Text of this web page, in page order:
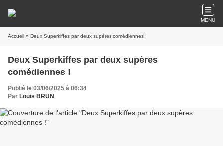
MENU
Accueil » Deux Superkiffes par deux supères comédiennes !
Deux Superkiffes par deux supères
comédiennes !
Publié le 03/06/2025 à 06:34
Par Louis BRUN